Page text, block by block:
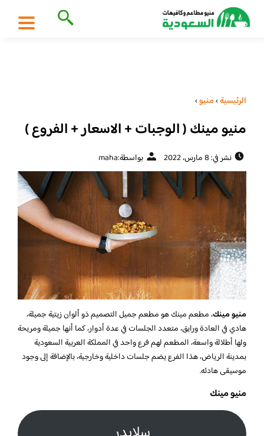
الرئيسية›منيو›
منيو مينك ( الوجبات + الاسعار + الفروع )
نشر في: 8 مارس، 2022 بواسطة:maha
منيو مينك، مطعم مينك هو مطعم جميل التصميم ذو ألوان زيتية جميلة،
هادي في العادة ورايق، متعدد الجلسات في عدة أدوار، كما أنها جميلة ومريحة
ولها أطلالة واسعة، المطعم لهم فرع واحد في المملكة العربية السعودية
بمدينة الرياض، هذا الفرع يضم جلسات داخلية وخارجية، بالإضافة إلى وجود
موسيقى هادئه.
منيو مينك